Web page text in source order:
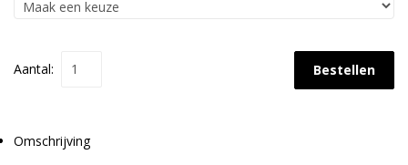
Aantal: Bestellen
Omschrijving